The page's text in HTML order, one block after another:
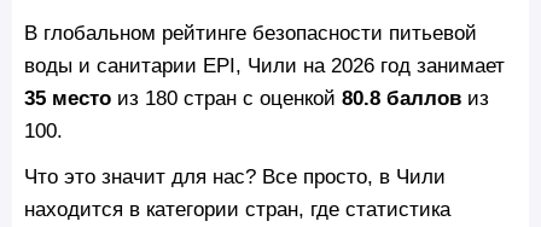
В глобальном рейтинге безопасности питьевой
воды и санитарии EPI, Чили на 2026 год занимает
35 место из 180 стран с оценкой 80.8 баллов из
100.
Что это значит для нас? Все просто, в Чили
находится в категории стран, где статистика